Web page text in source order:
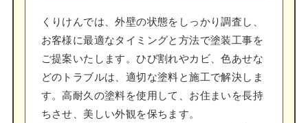
くりけんでは、外壁の状態をしっかり調査し、
お客様に最適なタイミングと方法で塗装工事を
ご提案いたします。ひび割れやカビ、色あせな
どのトラブルは、適切な塗料と施工で解決しま
す。高耐久の塗料を使用して、お住まいを長持
ちさせ、美しい外観を保ちます。